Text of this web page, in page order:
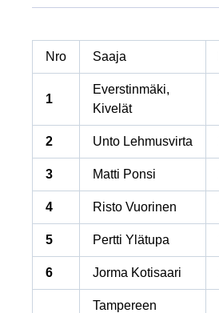
Nro Saaja
1
Everstinmäki,
Kivelät
2 Unto Lehmusvirta
3 Matti Ponsi
4 Risto Vuorinen
5 Pertti Ylätupa
6 Jorma Kotisaari
Tampereen